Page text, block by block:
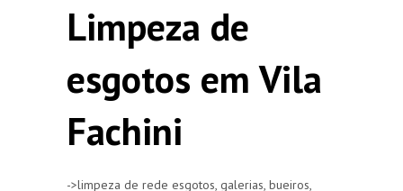
Limpeza de
esgotos em Vila
Fachini
->limpeza de rede esgotos, galerias, bueiros,